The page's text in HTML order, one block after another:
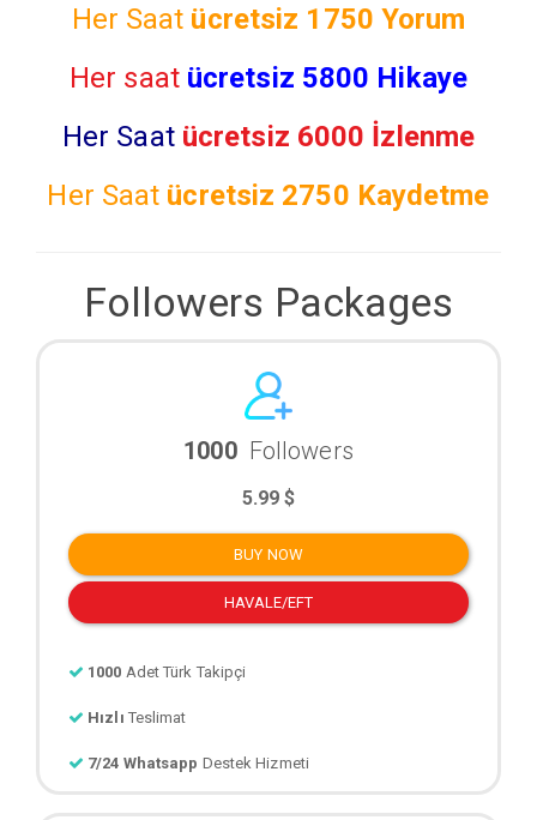
Her Saat ücretsiz 1750 Yorum
Her saat ücretsiz 5800 Hikaye
Her Saat ücretsiz 6000 İzlenme
Her Saat ücretsiz 2750 Kaydetme
Followers Packages
1000 Followers
5.99 $
BUY NOW
HAVALE/EFT
1000 Adet Türk Takipçi
Hızlı Teslimat
7/24 Whatsapp Destek Hizmeti